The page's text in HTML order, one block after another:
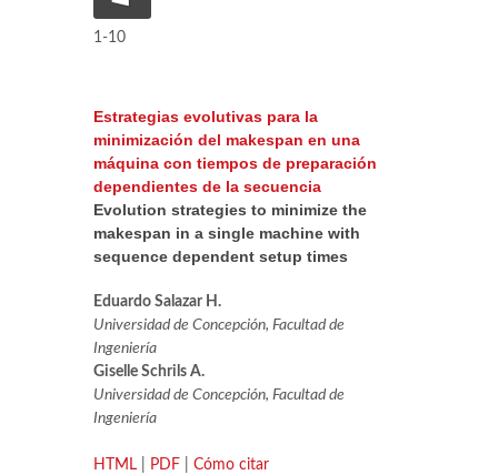
1-10
Estrategias evolutivas para la
minimización del makespan en una
máquina con tiempos de preparación
dependientes de la secuencia
Evolution strategies to minimize the
makespan in a single machine with
sequence dependent setup times
Eduardo Salazar H.
Universidad de Concepción, Facultad de
Ingeniería
Giselle Schrils A.
Universidad de Concepción, Facultad de
Ingeniería
HTML PDF Cómo citar